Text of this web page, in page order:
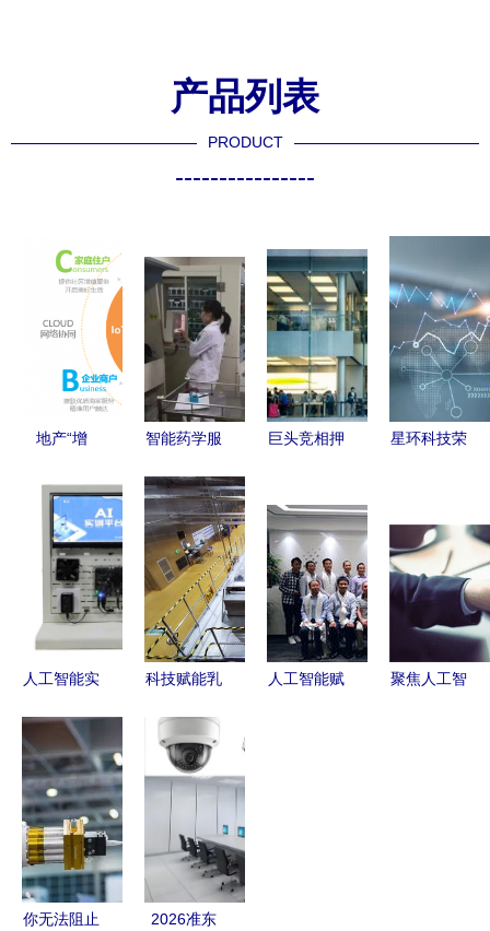
产品列表
PRODUCT
----------------
地产“增
向“存量”经
营市场转
变，千丁互
联助力传统
物业企业实
现精细化管
智能药学服
和安全还给
患者——北
京大学滨海
医院宋玮
谈“药有所
为”
巨头竞相押
下一个十
年，谁将定
义未来？
星环科技荣
50强榜单，
提供顶尖技
术与咨询服
务
人工智能实
案
科技赋能乳
增20万吨巴
氏鲜奶，新
希望琴牌智
能工厂携手
人工智能服
务新纪元
人工智能赋
聚焦人工智
你无法阻止 2026准东